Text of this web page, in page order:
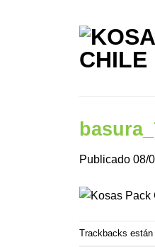
Publicado 08/
Trackbacks están